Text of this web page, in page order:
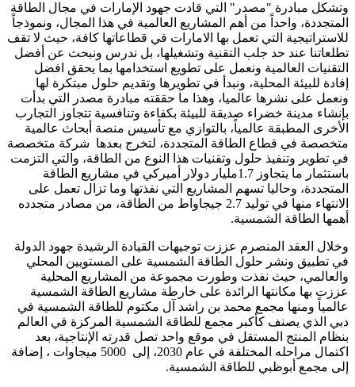
وتشكل مبادرة "مصدر" التي قادت جهود الإمارات في مجال الطاقة
المتجددة، واحداً من أهم المشاريع العالمية في هذا المجال، ونموذجاً
للاستراتيجية التي تعمل بها الامارات في قطاعاتها كافة، حيث لا تقف
تطلعاتنا عند حد جلب التقنية وتشغيلها، بل ندرس ونبحث عن أفضل
التقنيات العالمية ونعمل على تطويع استخدامها بما يحقق افضل
إفادة للبيئة المحلية، ونبدأ في تطويرها وتقديم حلول مبتكرة لها
ونعمل على نشرها عالميا، وهذا ما حققته مبادرة مصدر التي بدأت
بإنشاء مدينة خضراء صديقة للبيئة بكفاءة وتنافسية تتجاوز التجارب
الأخرى المطبقة عالمياً، بالتوازي مع تأسيس منصة أبحاث عالمية
متخصصة في قطاع الطاقة المتجددة، لتخرج بعدها شركة متخصصة
في تطوير وتنفيذ حلول وتقنيات هذا النوع من الطاقة، والتي التزمت
باستثمار ما يتجاوز 1.7مليار دولار أميركي في مشاريع الطاقة
المتجددة، وحاليا تسهم المشاريع التي نفذتها وما تزال تعمل على
الانتهاء منها في توليد 2.7 جيجاواط من الطاقة، من مصادر متجدده
أهمها الطاقة الشمسية.
وخلال العقد المنصرم عززت توجيهات القيادة الرشيدة جهود الدولة
في تطبيق ونشر حلول الطاقة الشمسية على المستويين المحلي
والعالمي، حيث نفذت وطورت مجموعة من المشاريع المحلية
عززت بها مكانتها الرائدة على خارطة مشاريع الطاقة الشمسية
عالمياً ومنها مجمع محمد بن راشد آل مكتوم للطاقة الشمسية في
دبي الذي يصنف كأكبر مجمع للطاقة الشمسية المركزة في العالم
بنظام المنتج المستقل في موقع واحد تصل قدرته الإنتاجية، بعد
اكتمال مراحله المختلفة في عام 2030، إلى 5000 ميجاوات ، إضافة
إلى مجمع أبوظبي للطاقة الشمسية.